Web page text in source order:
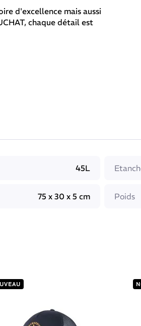
d'excellence mais aussi
chaque détail est
en mesh sur le dos et les
votre expérience.45L
75 x 30 x 5 cm Poids